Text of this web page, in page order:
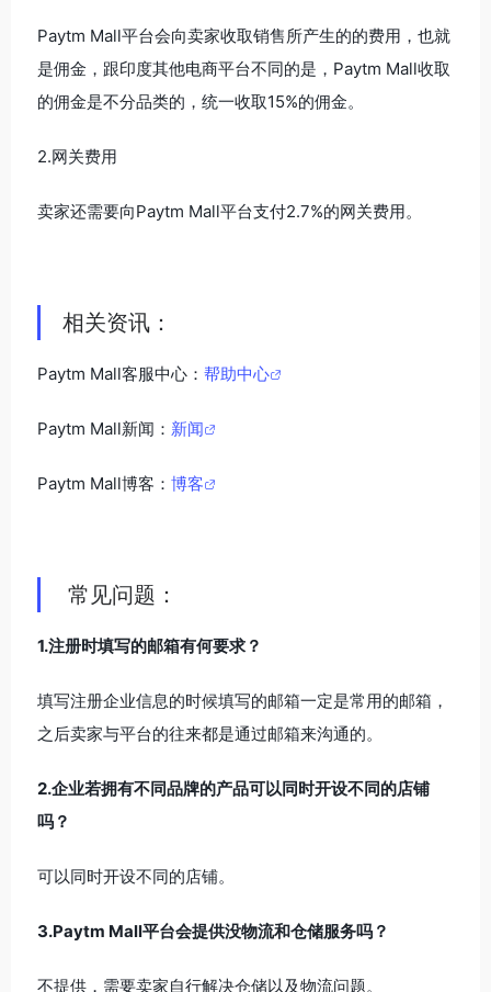
Paytm Mall平台会向卖家收取销售所产生的的费用，也就
是佣金，跟印度其他电商平台不同的是，Paytm Mall收取
的佣金是不分品类的，统一收取15%的佣金。
2.网关费用
卖家还需要向Paytm Mall平台支付2.7%的网关费用。
相关资讯：
Paytm Mall客服中心： 帮助中心
Paytm Mall新闻： 新闻
Paytm Mall博客： 博客
常见问题：
1.注册时填写的邮箱有何要求？
填写注册企业信息的时候填写的邮箱一定是常用的邮箱，
之后卖家与平台的往来都是通过邮箱来沟通的。
2.企业若拥有不同品牌的产品可以同时开设不同的店铺
吗？
可以同时开设不同的店铺。
3.Paytm Mall平台会提供没物流和仓储服务吗？
不提供，需要卖家自行解决仓储以及物流问题。